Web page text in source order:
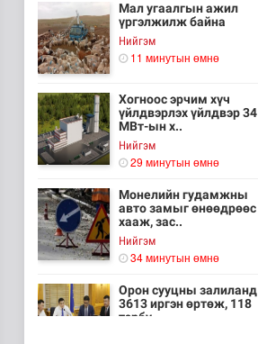
Мал угаалгын ажил
үргэлжилж байна
Нийгэм
11 минутын өмнө
Хогноос эрчим хүч
үйлдвэрлэх үйлдвэр 34
МВт-ын х..
Нийгэм
29 минутын өмнө
Монелийн гудамжны
авто замыг өнөөдрөөс
хааж, зас..
Нийгэм
34 минутын өмнө
Орон сууцны залиланд
3613 иргэн өртөж, 118
тэрбу..